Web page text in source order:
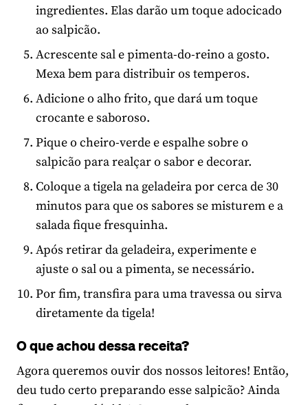
ingredientes. Elas darão um toque adocicado
ao salpicão.
Acrescente sal e pimenta-do-reino a gosto.
Mexa bem para distribuir os temperos.
Adicione o alho frito, que dará um toque
crocante e saboroso.
Pique o cheiro-verde e espalhe sobre o
salpicão para realçar o sabor e decorar.
Coloque a tigela na geladeira por cerca de 30
minutos para que os sabores se misturem e a
salada fique fresquinha.
Após retirar da geladeira, experimente e
ajuste o sal ou a pimenta, se necessário.
Por fim, transfira para uma travessa ou sirva
diretamente da tigela!
O que achou dessa receita?
Agora queremos ouvir dos nossos leitores! Então,
deu tudo certo preparando esse salpicão? Ainda